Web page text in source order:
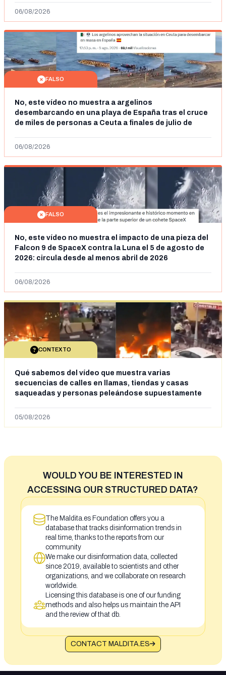
06/08/2026
FALSO
No, este vídeo no muestra a argelinos
desembarcando en una playa de España tras el cruce
de miles de personas a Ceuta a finales de julio de
06/08/2026
FALSO
No, este vídeo no muestra el impacto de una pieza del
Falcon 9 de SpaceX contra la Luna el 5 de agosto de
2026: circula desde al menos abril de 2026
06/08/2026
CONTEXTO
Qué sabemos del vídeo que muestra varias
secuencias de calles en llamas, tiendas y casas
saqueadas y personas peleándose supuestamente
situación irregular a Ceuta
05/08/2026
WOULD YOU BE INTERESTED IN
ACCESSING OUR STRUCTURED DATA?
The Maldita.es Foundation offers you a
database that tracks disinformation trends in
real time, thanks to the reports from our
community
We make our disinformation data, collected
since 2019, available to scientists and other
organizations, and we collaborate on research
worldwide.
Licensing this database is one of our funding
methods and also helps us maintain the API
and the review of that db.
CONTACT MALDITA.ES